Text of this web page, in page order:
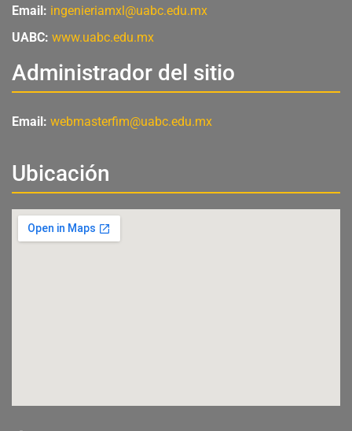
Email: ingenieriamxl@uabc.edu.mx
UABC: www.uabc.edu.mx
Administrador del sitio
Email: webmasterfim@uabc.edu.mx
Ubicación